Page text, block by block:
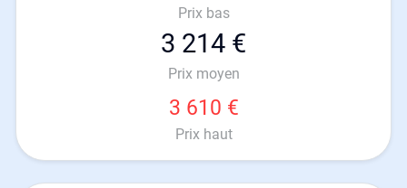
Prix bas
3 214 €
Prix moyen
3 610 €
Prix haut